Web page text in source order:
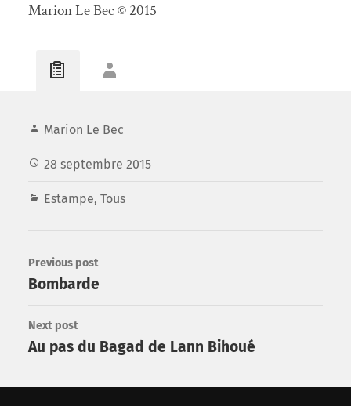
Marion Le Bec © 2015
Marion Le Bec
28 septembre 2015
Estampe, Tous
Previous post
Bombarde
Next post
Au pas du Bagad de Lann Bihoué